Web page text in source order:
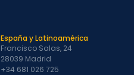
España y Latinoamérica
Francisco Salas, 24
28039 Madrid
+34 681 026 725